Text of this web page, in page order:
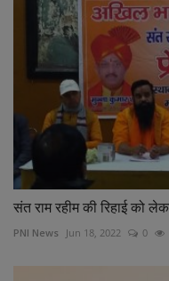
संत राम रहीम की रिहाई को
PNI News Jun 18, 2022 0